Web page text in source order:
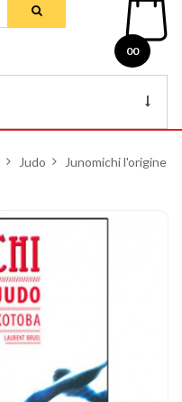
00
> Judo >
Junomichi l'origine